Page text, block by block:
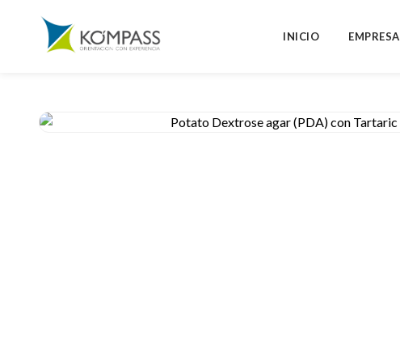
INICIO EMPRESA